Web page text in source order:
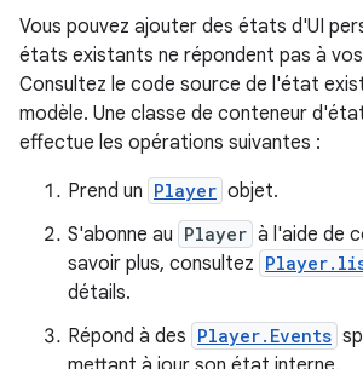
Vous pouvez ajouter des états d'UI
états existants ne répondent pas à
Consultez le code source de l'état
modèle. Une classe de conteneur
effectue les opérations suivantes :
Prend un Player objet.
S'abonne au Player à l'aide de
savoir plus, consultez
détails.
Répond à des Player.Events